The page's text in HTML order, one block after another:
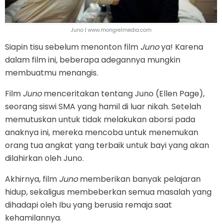
Juno | www.mongrelmedia.com
Siapin tisu sebelum menonton film Junoya! Karena
dalam film ini, beberapa adegannya mungkin
membuatmu menangis.
Film Junomenceritakan tentang Juno (Ellen Page),
seorang siswi SMA yang hamil di luar nikah. Setelah
memutuskan untuk tidak melakukan aborsi pada
anaknya ini, mereka mencoba untuk menemukan
orang tua angkat yang terbaik untuk bayi yang akan
dilahirkan oleh Juno.
Akhirnya, film Junomemberikan banyak pelajaran
hidup, sekaligus membeberkan semua masalah yang
dihadapi oleh Ibu yang berusia remaja saat
kehamilannya.